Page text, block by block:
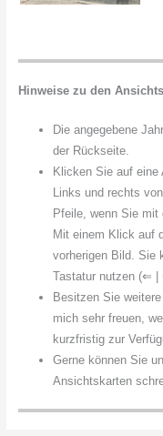
Hinweise zu den
Die angegebene
der Rückseite.
Klicken Sie auf
Links und rechts
Pfeile, wenn Sie mit
Mit einem Klick auf
vorherigen Bild. Sie
Tastatur nutzen (⇐
Besitzen Sie
mich sehr freuen,
kurzfristig zur
Gerne können Sie
Ansichtskarten